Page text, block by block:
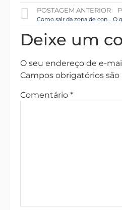
POSTAGEM ANTERIOR
Como sair da zona de conforto?
Deixe um
O seu endereço de e-
Campos obrigatórios
Comentário *